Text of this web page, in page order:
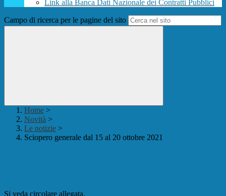
Link alla Banca Dati Nazionale dei Contratti Pubblici
Campo di ricerca per le pagine del sito
Home >
Novità >
Le notizie >
Sciopero generale dal 15 al 20 ottobre 2021
Si veda circolare allegata.